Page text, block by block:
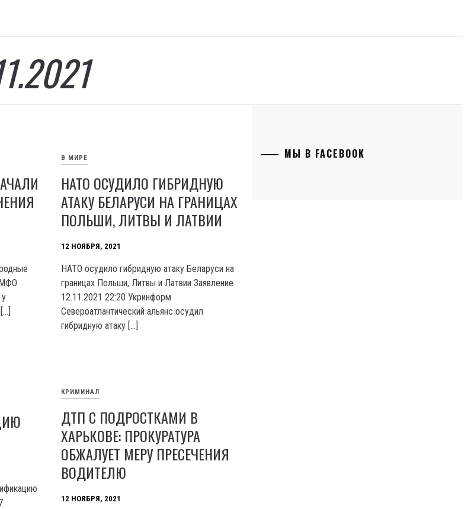
МФО
В МИРЕ
НАТО ОСУДИЛО ГИБРИДНУЮ
АТАКУ БЕЛАРУСИ НА ГРАНИЦАХ
ПОЛЬШИ, ЛИТВЫ И ЛАТВИИ
12 НОЯБРЯ, 2021
НАТО осудило гибридную атаку Беларуси на
границах Польши, Литвы и Латвии Заявление
12.11.2021 22:20 Укринформ
Североатлантический альянс осудил
гибридную атаку […]
КРИМИНАЛ
ДТП С ПОДРОСТКАМИ В
ХАРЬКОВЕ: ПРОКУРАТУРА
ОБЖАЛУЕТ МЕРУ ПРЕСЕЧЕНИЯ
ВОДИТЕЛЮ
12 НОЯБРЯ, 2021
МЫ В FACEBOOK